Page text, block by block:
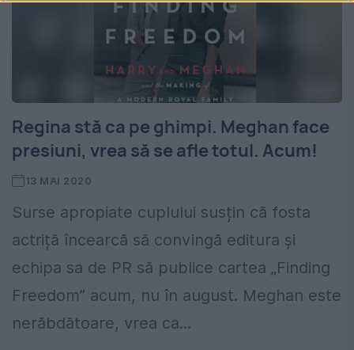
Regina stă ca pe ghimpi. Meghan face
presiuni, vrea să se afle totul. Acum!
13 MAI 2020
Surse apropiate cuplului susțin că fosta
actriță încearcă să convingă editura și
echipa sa de PR să publice cartea „Finding
Freedom” acum, nu în august. Meghan este
nerăbdătoare, vrea ca...